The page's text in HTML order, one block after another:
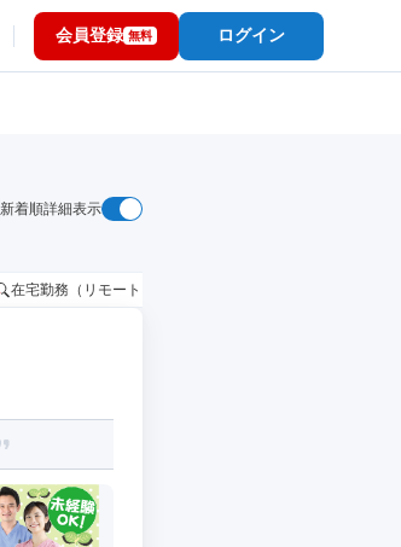
会員登録 無料 ログイン
新着順詳細表示
在宅勤務（リモートワーク）OK